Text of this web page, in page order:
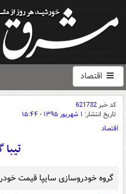
اقتصاد
کد خبر621732
تاریخ انتشار: ۱ شهریور ۱۳۹۵ - ۱۵:۴۴
اقتصاد
گروه خودروسازی سایپا قیمت خودروی تیبا را ۸۵۰ هزار